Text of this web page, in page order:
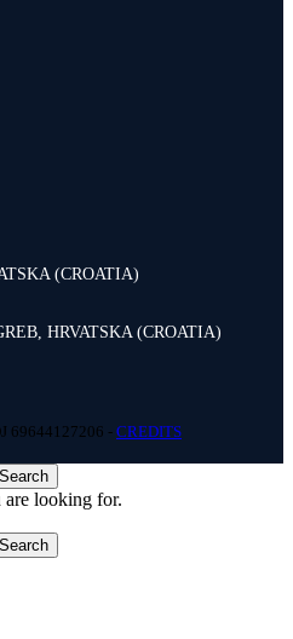
(CROATIA)
HRVATSKA (CROATIA)
69644127206 - CREDITS
Search
are looking for.
Search